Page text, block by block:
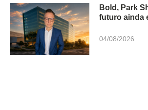
Bold, Park
futuro ainda
04/08/2026